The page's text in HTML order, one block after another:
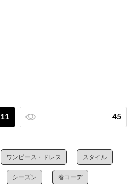
11 45
ワンピース・ドレス スタイル
シーズン 春コーデ